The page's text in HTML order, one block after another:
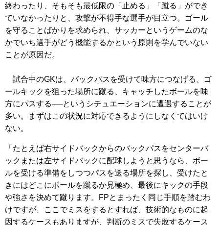
終わったり、そもそも最低限の「止める」「蹴る」ができ
ていなかったりと、攻撃が不得手な選手が目立つ。ゴール
を守ることばかりを求められ、サッカーというゲームのな
かでいち選手がどう機能するかという原則を学んでいない
ことが原因だ。
試合中のGKは、バックパスを受けて味方につなげる、ゴ
ールキックを狙った場所に蹴る、キャッチしたボールを味
方にパスする──というシチュエーションに遭遇することが
多い。まずはこの状況に対応できるようにしなくてはいけ
ない。
「たとえば右サイドバックからのバックパスをセンターバ
ックまたは左サイドバックに配球しようと思うなら、ボー
ルを受ける準備をしつつパスを送る場所を探し、受けたと
きにはどこにボールを蹴るか見極め、最後にキックの手段
や強さを決めて蹴ります。FPとまったく同じ手順を踏むわ
けですが、ここでミスをするとすれば、技術的なものに起
因するケースもありますが、判断のミスで失敗するケース